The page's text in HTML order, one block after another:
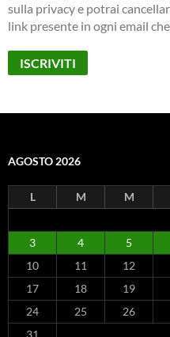
sulla privacy e potrai
link presente in ogni email
AGOSTO 2026
L M M
3
4 5
10
11 12
17
18 19
24
25 26
31